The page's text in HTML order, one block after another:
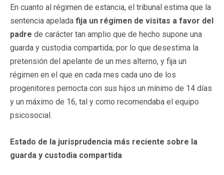
En cuanto al régimen de estancia, el tribunal estima que la
sentencia apelada fija un régimen de visitas a favor del
padre de carácter tan amplio que de hecho supone una
guarda y custodia compartida; por lo que desestima la
pretensión del apelante de un mes alterno, y fija un
régimen en el que en cada mes cada uno de los
progenitores pernocta con sus hijos un mínimo de 14 días
y un máximo de 16, tal y como recomendaba el equipo
psicosocial.
Estado de la jurisprudencia más reciente sobre la
guarda y custodia compartida